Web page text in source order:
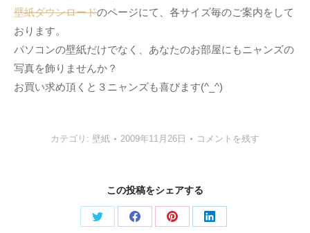
壁紙ダウンロードのページにて、各サイズ毎のご案内をして
おります。
パソコンの壁紙だけでなく、あなたのお部屋にもニャンズの
写真を飾りませんか？
お買い求め頂くと３ニャンズも喜びます(^_^)
カテゴリ: 壁紙 2009年11月26日 コメントを残す
この投稿をシェアする
Share
Share
Share
Share